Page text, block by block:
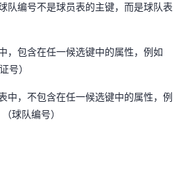
队编号不是球员表的主键，而是球队表
，包含在任一候选键中的属性，例如
号）
中，不包含在任一候选键中的属性，例
球队编号）